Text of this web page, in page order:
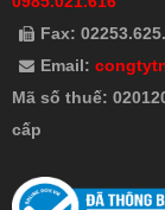
Fax:
Email:
Mã số thuế:
cấp